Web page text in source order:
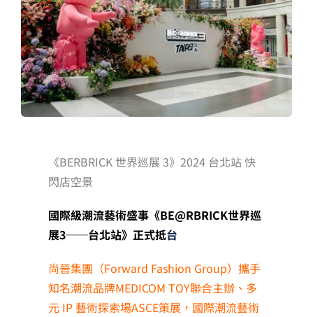
《BERBRICK 世界巡展 3》2024 台北站 快
閃店空景
國際級潮流藝術盛事《BE@RBRICK世界巡
展3──台北站》正式抵台
尚晉集團（Forward Fashion Group）攜手
知名潮流品牌MEDICOM TOY聯合主辦、多
元 IP 藝術探索場ASCE策展，國際潮流藝術